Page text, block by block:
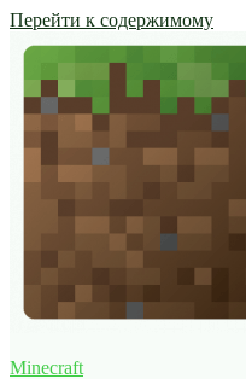
Перейти к содержимому
Minecraft